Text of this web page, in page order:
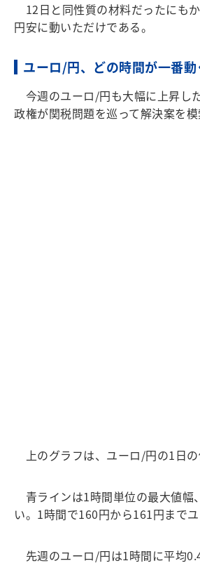
12日と同性質の材料だったにも
円安に動いただけである。
ユーロ/円、どの時間が一番動
今週のユーロ/円も大幅に上昇し
政権が関税問題を巡って解決案を
上のグラフは、ユーロ/円の1日の
青ラインは1時間単位の最大値幅
い。1時間で160円から161円まで
先週のユーロ/円は1時間に平均